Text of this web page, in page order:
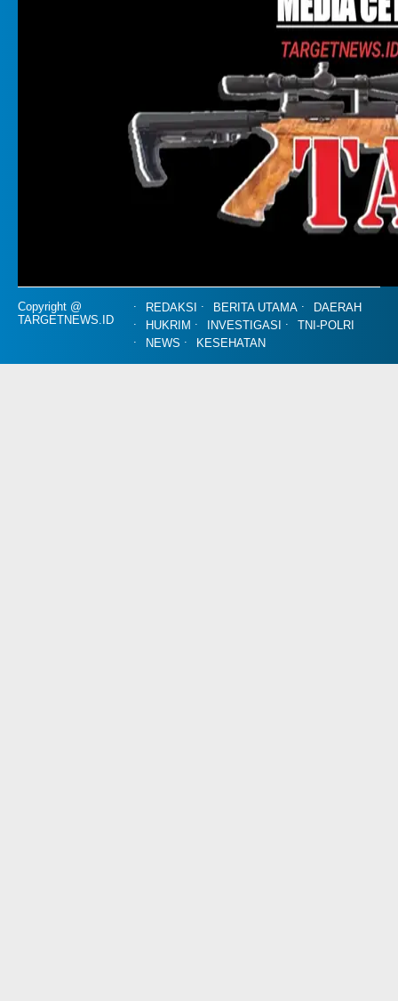
Copyright @
TARGETNEWS.ID
REDAKSI BERITA UTAMA
DAERAH
HUKRIM
INVESTIGASI
TNI-POLRI
NEWS
KESEHATAN